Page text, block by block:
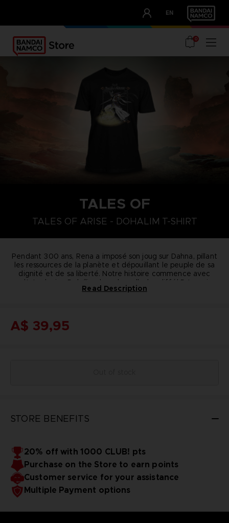
EN
OUR ADVANTAGES
0
TALES OF
TALES OF ARISE - DOHALIM T-SHIRT
Pendant 300 ans, Rena a imposé son joug sur Dahna, pillant
les ressources de la planète et dépouillant le peuple de sa
dignité et de sa liberté. Notre histoire commence avec
deux personnes nées dans des mondes différents, qui
cherchent à changer leur destin et tendre vers un nouveau
Introducing Dohalim , a very well-mannered Renan
gentleman with both magic abilities and an agile fighting
Read Description
A$ 39,95
STORE BENEFITS
20% off with 1000 CLUB! pts
Purchase on the Store to earn points
Customer service for your assistance
Multiple Payment options